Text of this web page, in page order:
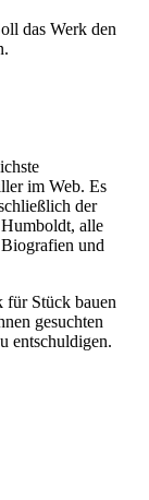
das Werk den
im Web. Es
der
alle
und
Stück bauen
gesuchten
entschuldigen.